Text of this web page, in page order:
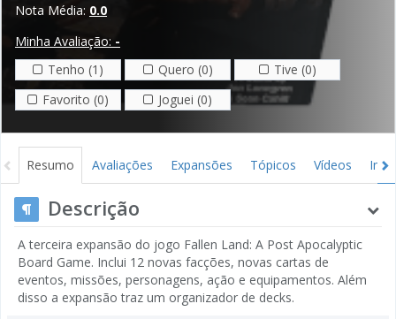
Nota Média: 0.0
Minha Avaliação: -
Tenho (1)
Quero (0)
Tive (0)
Favorito (0)
Joguei (0)
Resumo Avaliações Expansões Tópicos Vídeos
Descrição
A terceira expansão do jogo Fallen Land: A Post Apocalyptic
Board Game. Inclui 12 novas facções, novas cartas de
eventos, missões, personagens, ação e equipamentos. Além
disso a expansão traz um organizador de decks.